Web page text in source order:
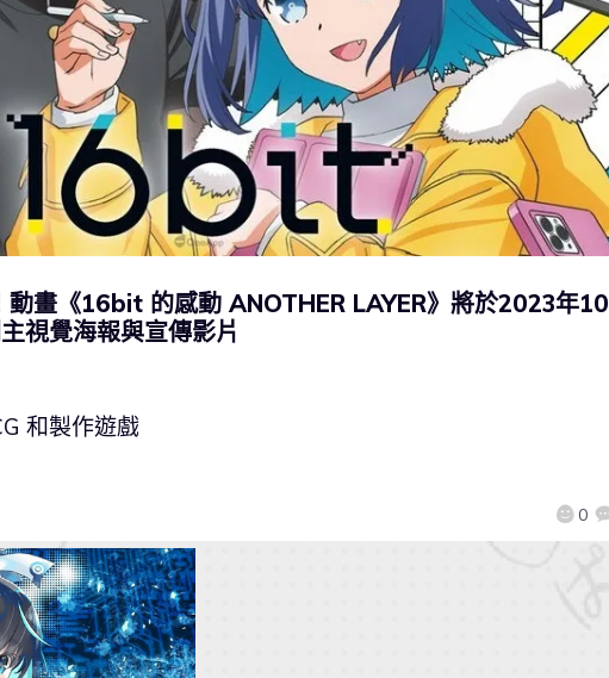
動畫《16bit 的感動 ANOTHER LAYER》將於2023年10
視覺海報與宣傳影片
0
和製作遊戲